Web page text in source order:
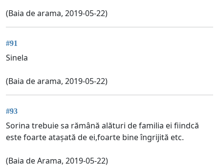
(Baia de arama, 2019-05-22)
#91
Sinela
(Baia de arama, 2019-05-22)
#93
Sorina trebuie sa rămână alături de familia ei fiindcă
este foarte atașată de ei,foarte bine îngrijită etc.
(Baia de Arama, 2019-05-22)